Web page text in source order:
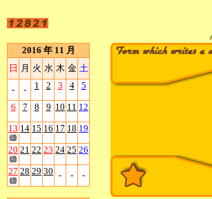
2016 年 11 月
日 月 火 水 木 金 土
- - 1 2 3 4 5
6 7 8 9 10 11 12
13 14 15 16 17 18 19
20 21 22 23 24 25 26
27 28 29 30 - - -